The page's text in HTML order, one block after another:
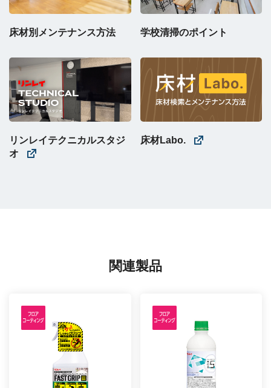
床材別メンテナンス方法 学校清掃のポイント
リンレイテクニカルスタジ
オ
床材Labo.
関連製品